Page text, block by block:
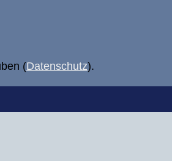
(Datenschutz).